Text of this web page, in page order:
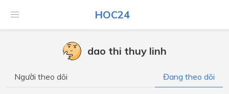
HOC24
dao thi thuy linh
Người theo dõi Đang theo dõi